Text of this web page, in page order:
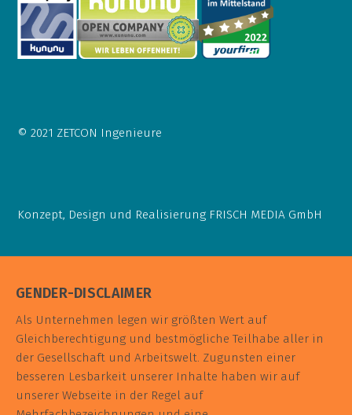
© 2021 ZETCON Ingenieure
Konzept, Design und Realisierung FRISCH MEDIA GmbH
GENDER-DISCLAIMER
Als Unternehmen legen wir größten Wert auf
Gleichberechtigung und bestmögliche Teilhabe aller in
der Gesellschaft und Arbeitswelt. Zugunsten einer
besseren Lesbarkeit unserer Inhalte haben wir auf
unserer Webseite in der Regel auf